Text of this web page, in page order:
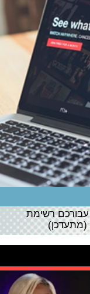
רשימת
(מתעדכן)